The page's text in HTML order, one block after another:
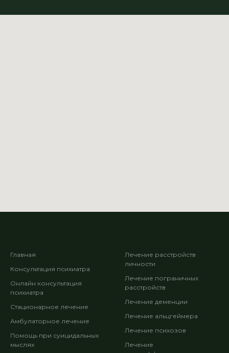
Главная
Консультация психиатра
Онлайн консультация
психиатра
Стационарное лечение
Амбулаторное лечение
Помощь при суицидальных
мыслях
Лечение расстройств
личности
Лечение пограничных
расстройств
Лечение деменции
Лечение альцгеймера
Лечение психозов
Лечение